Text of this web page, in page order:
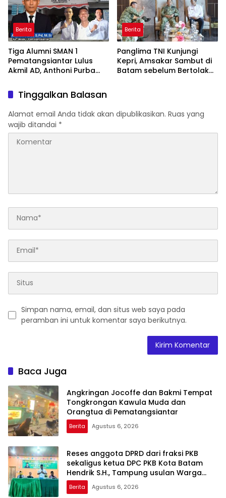
Berita
Tiga Alumni SMAN 1
Pematangsiantar Lulus
Akmil AD, Anthoni Purba
Berita
Panglima TNI Kunjungi
Kepri, Amsakar Sambut di
Batam sebelum Bertolak
Tinggalkan Balasan
Alamat email Anda tidak akan dipublikasikan. Ruas yang
wajib ditandai *
Simpan nama, email, dan situs web saya pada
peramban ini untuk komentar saya berikutnya.
Baca Juga
Angkringan Jocoffe dan Bakmi Tempat
Tongkrongan Kawula Muda dan
Orangtua di Pematangsiantar
Berita Agustus 6, 2026
Reses anggota DPRD dari fraksi PKB
sekaligus ketua DPC PKB Kota Batam
Hendrik S.H., Tampung usulan Warga
Patam Indah Minta Jalan, Ambulans, dan
Sarana Olahraga
Berita Agustus 6, 2026